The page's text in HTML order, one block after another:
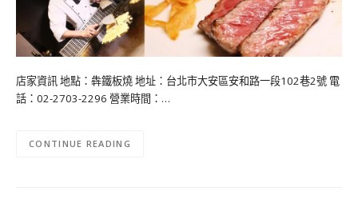
店家資訊 地點：犇鐵板燒 地址：台北市大安區安和路一段102巷2號 電
話：02-2703-2296 營業時間：…
CONTINUE READING